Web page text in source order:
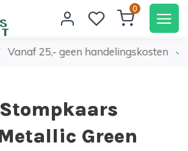
0
Vanaf 25,- geen handelingskosten
Stompkaars
Green